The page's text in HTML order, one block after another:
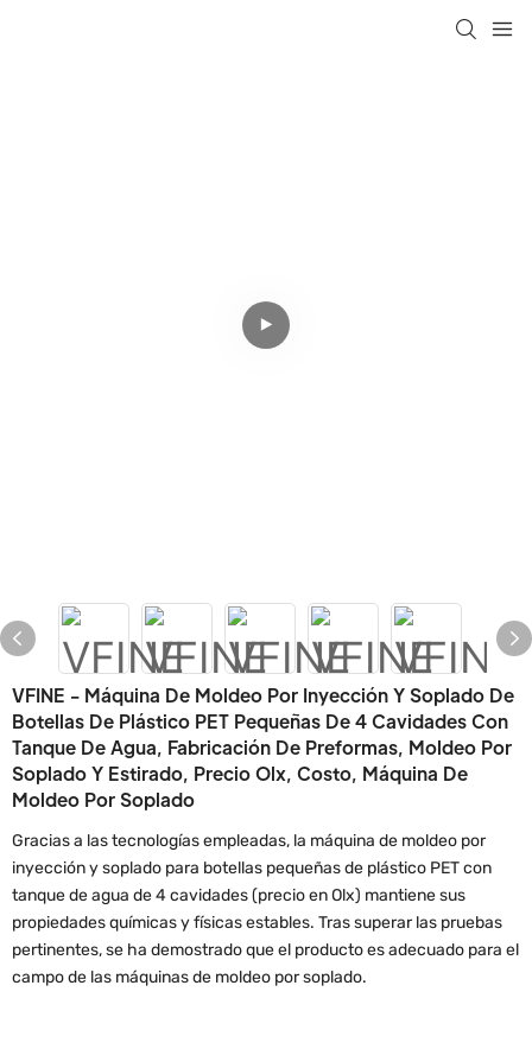
VFINE - Máquina De Moldeo Por Inyección Y Soplado De
Botellas De Plástico PET Pequeñas De 4 Cavidades Con
Tanque De Agua, Fabricación De Preformas, Moldeo Por
Soplado Y Estirado, Precio Olx, Costo, Máquina De
Moldeo Por Soplado
Gracias a las tecnologías empleadas, la máquina de moldeo por
inyección y soplado para botellas pequeñas de plástico PET con
tanque de agua de 4 cavidades (precio en Olx) mantiene sus
propiedades químicas y físicas estables. Tras superar las pruebas
pertinentes, se ha demostrado que el producto es adecuado para el
campo de las máquinas de moldeo por soplado.